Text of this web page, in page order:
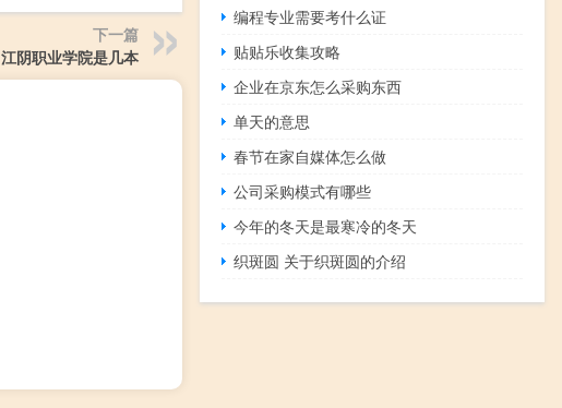
下一篇
江阴职业学院是几本
编程专业需要考什么证
贴贴乐收集攻略
企业在京东怎么采购东西
单天的意思
春节在家自媒体怎么做
公司采购模式有哪些
今年的冬天是最寒冷的冬天
织斑圆 关于织斑圆的介绍